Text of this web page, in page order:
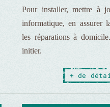
Pour installer, mettre à
informatique, en assurer
les réparations à
initier.
+ de